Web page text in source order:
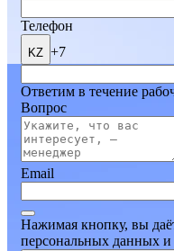
Телефон
KZ +7
Ответим в течение
Вопрос
Email
Нажимая кнопку, вы
персональных данных и